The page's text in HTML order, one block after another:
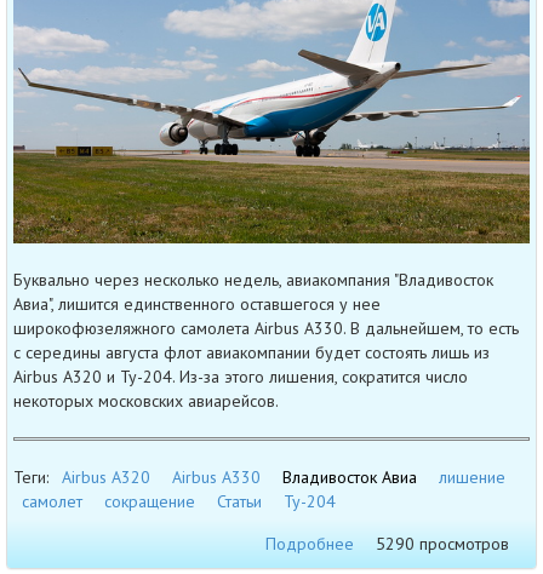
Буквально через несколько недель, авиакомпания "Владивосток
Авиа", лишится единственного оставшегося у нее
широкофюзеляжного самолета Airbus A330. В дальнейшем, то есть
с середины августа флот авиакомпании будет состоять лишь из
Airbus A320 и Ту-204. Из-за этого лишения, сократится число
некоторых московских авиарейсов.
Теги: Airbus A320 Airbus A330 Владивосток Авиа
лишение
самолет
сокращение Статьи
Ту-204
Подробнее
5290 просмотров